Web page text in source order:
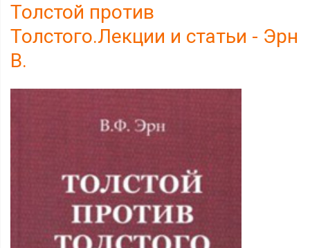
Толстой против
Толстого.Лекции и статьи - Эрн
В.